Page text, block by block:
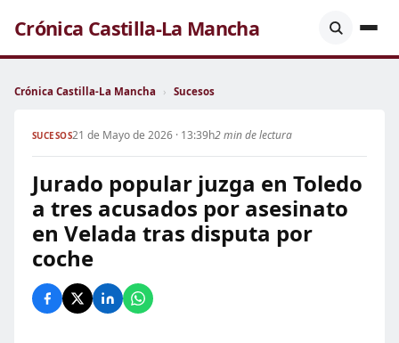
Crónica Castilla-La Mancha
Crónica Castilla-La Mancha › Sucesos
SUCESOS21 de Mayo de 2026 · 13:39h2 min de lectura
Jurado popular juzga en Toledo
a tres acusados por asesinato
en Velada tras disputa por
coche